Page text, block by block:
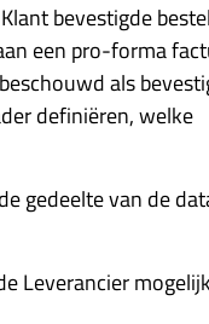
bevestigde
een pro-forma
als
definiëren, welke
gedeelte van de
Leverancier